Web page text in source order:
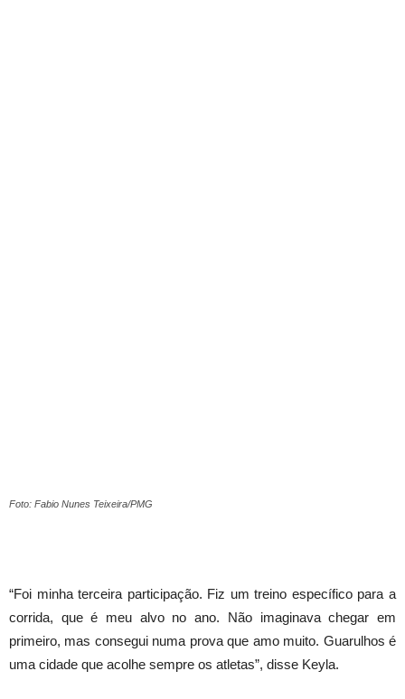
Foto: Fabio Nunes Teixeira/PMG
“Foi minha terceira participação. Fiz um treino específico para a
corrida, que é meu alvo no ano. Não imaginava chegar em
primeiro, mas consegui numa prova que amo muito. Guarulhos é
uma cidade que acolhe sempre os atletas”, disse Keyla.